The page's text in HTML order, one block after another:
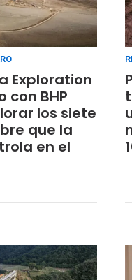
Exploration
con BHP
los siete
que la
en el